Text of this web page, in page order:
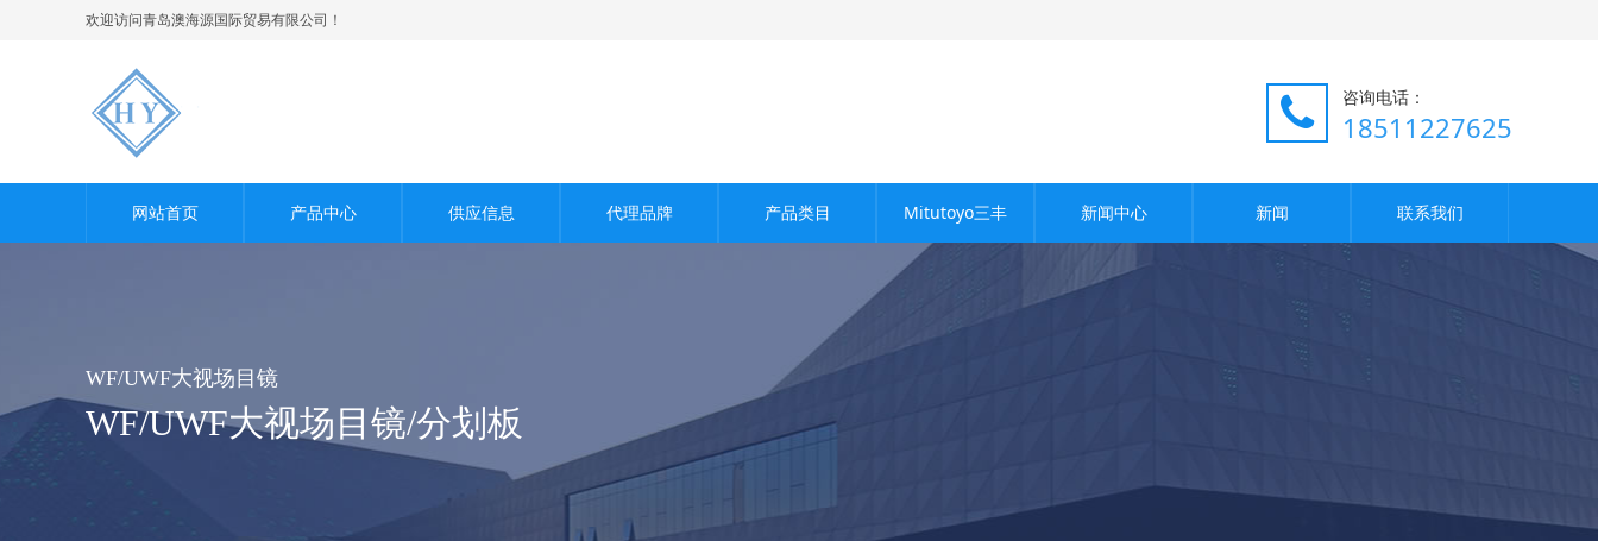
欢迎访问青岛澳海源国际贸易有限公司！
咨询电话：
18511227625
网站首页 产品中心 供应信息 代理品牌 产品类目 Mitutoyo三丰 新闻中心 新闻 联系我们
WF/UWF大视场目镜
WF/UWF大视场目镜/分划板